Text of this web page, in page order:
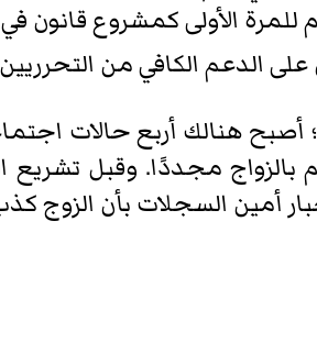
للمرة الأولى كمشروع قانون
الدعم الكافي من
أصبح هنالك أربع حالات
بالزواج مجددًا. وقبل تشريع
أمين السجلات بأن الزوج